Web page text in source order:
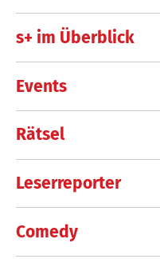
s+ im Überblick
Events
Rätsel
Leserreporter
Comedy